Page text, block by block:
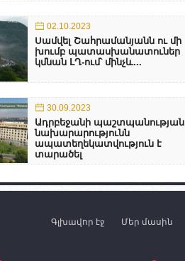
02.10.2023
Սամվել Շահրամանյանն ու մի
խումբ պատասխանատուներ
կմնան ԼՂ-ում՝ մինչև...
30.09.2023
Ադրբեջանի պաշտպանության
նախարարությունն
ապատեղեկատվություն է
տարածել
Գլխավոր էջ Մեր մասին